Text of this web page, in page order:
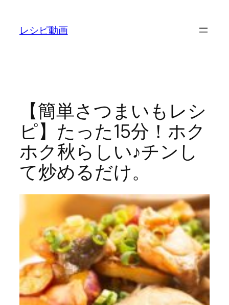
レシピ動画
【簡単さつまいもレシ
ピ】たった15分！ホク
ホク秋らしい♪チンし
て炒めるだけ。